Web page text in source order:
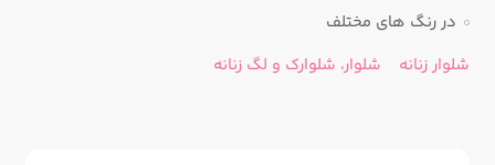
در رنگ های مختلف
شلوار زنانه
شلوار، شلوارک و لگ زنانه